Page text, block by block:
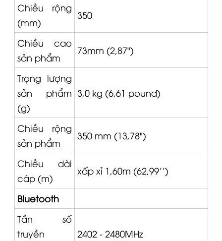
Chiều rộng
(mm)
350
Chiều cao
sản phẩm
73mm (2,87")
Trọng lượng
sản phẩm
(g)
3,0 kg (6,61 pound)
Chiều rộng
sản phẩm
350 mm (13,78")
Chiều dài
cáp (m)
xấp xỉ 1,60m (62,99'')
Bluetooth
Tần số
truyền
2402 - 2480MHz